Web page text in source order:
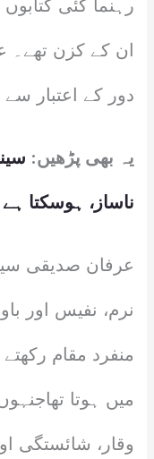
رہنما کئی
ان کے کزن تھے۔
دور کے اعتبار
یہ بھی پڑھیں:
ناساز، ہوسکتا
عرفان صدیقی
نرم، نفیس اور
منفرد مقام
میں ہوتا
وقار، شائستگی